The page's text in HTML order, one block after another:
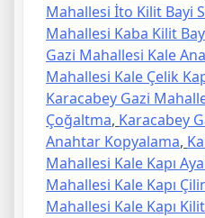
Mahallesi İto Kilit Bayi
Mahallesi Kaba Kilit
Gazi Mahallesi Kale
Mahallesi Kale Çelik
Karacabey Gazi
Çoğaltma, Karacabey
Anahtar Kopyalama,
Mahallesi Kale Kapı
Mahallesi Kale Kapı
Mahallesi Kale Kapı